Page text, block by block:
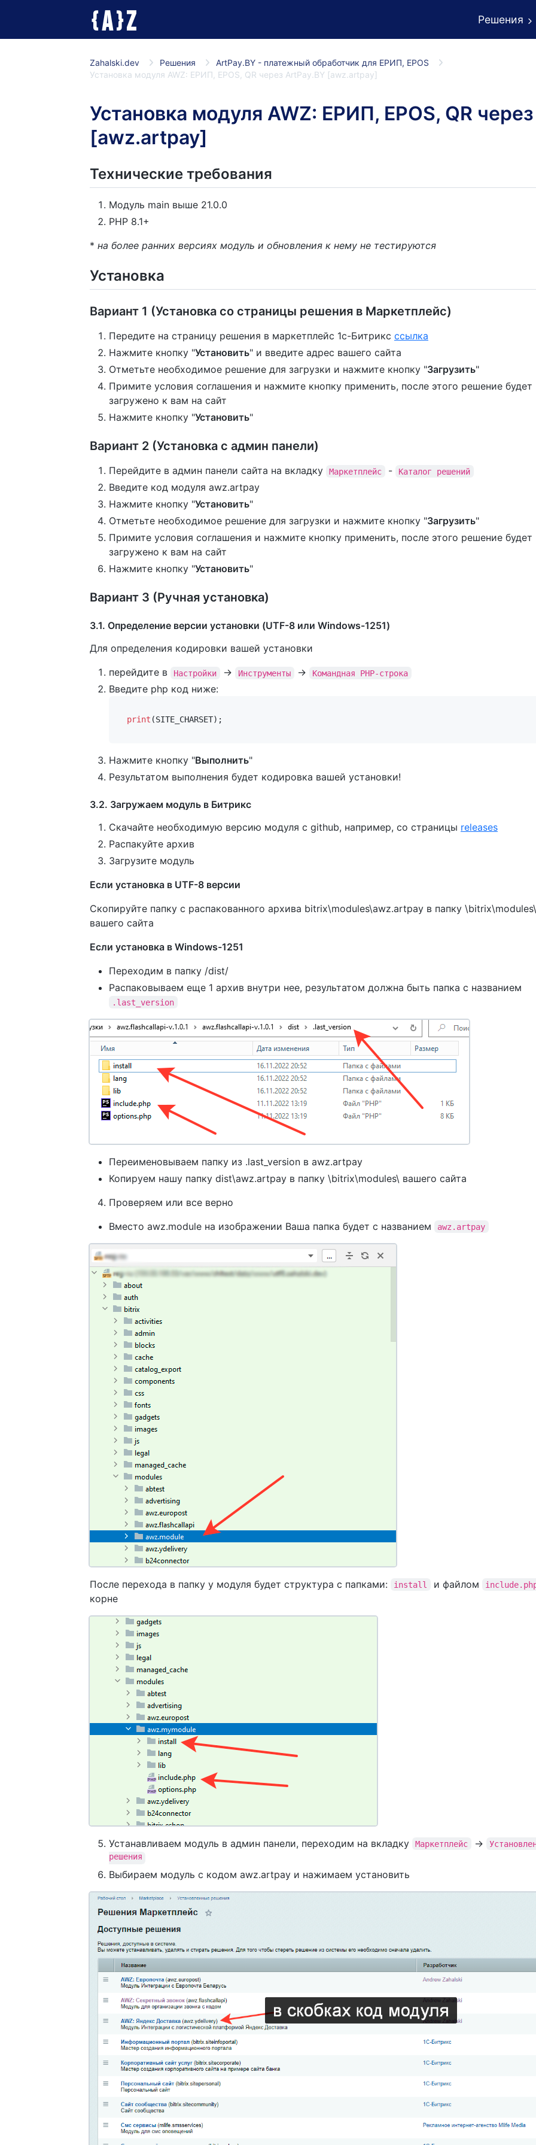
{A}Z Решения
Zahalski.dev Решения
ArtPay.BY - платежный обработчик для ЕРИП, EPOS
Установка модуля AWZ: ЕРИП, EPOS, QR через ArtPay.BY [awz.artpay]
Установка модуля AWZ: ЕРИП, EPOS, QR
[awz.artpay]
Технические требования
Модуль main выше 21.0.0
PHP 8.1+
* на более ранних версиях модуль и обновления к нему не тестируются
Установка
Вариант 1 (Установка со страницы решения в Маркетплейс)
Передите на страницу решения в маркетплейс 1с-Битрикс ссылка
Нажмите кнопку "Установить" и введите адрес вашего сайта
Отметьте необходимое решение для загрузки и нажмите кнопку "Загрузить"
Примите условия соглашения и нажмите кнопку применить, после этого решение будет
загружено к вам на сайт
Нажмите кнопку "Установить"
Вариант 2 (Установка с админ панели)
Перейдите в админ панели сайта на вкладку Маркетплейс - Каталог решений
Введите код модуля awz.artpay
Нажмите кнопку "Установить"
Отметьте необходимое решение для загрузки и нажмите кнопку "Загрузить"
Примите условия соглашения и нажмите кнопку применить, после этого решение будет
загружено к вам на сайт
Нажмите кнопку "Установить"
Вариант 3 (Ручная установка)
3.1. Определение версии установки (UTF-8 или Windows-1251)
Для определения кодировки вашей установки
перейдите в
Настройки -> Инструменты -> Командная PHP-строка
Введите php код ниже:
print (SITE_CHARSET);
Нажмите кнопку "Выполнить"
Результатом выполнения будет кодировка вашей установки!
3.2. Загружаем модуль в Битрикс
Скачайте необходимую версию модуля с github, например, со страницы releases
Распакуйте архив
Загрузите модуль
Если установка в UTF-8 версии
Скопируйте папку с распакованного архива bitrix\modules\awz.artpay в папку \bitrix\modules\
вашего сайта
Если установка в Windows-1251
Переходим в папку /dist/
Распаковываем еще 1 архив внутри нее, результатом должна быть папка с названием
.last_version
Переименовываем папку из .last_version в awz.artpay
Копируем нашу папку dist\awz.artpay в папку \bitrix\modules\ вашего сайта
Проверяем или все верно
Вместо awz.module на изображении Ваша папка будет с названием
awz.artpay
После перехода в папку у модуля будет структура с папками: install и файлом
корне
Устанавливаем модуль в админ панели, переходим на вкладку Маркетплейс ->
решения
Выбираем модуль с кодом awz.artpay и нажимаем установить